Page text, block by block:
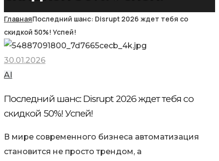
ГлавнаяПоследний шанс: Disrupt 2026 ждет тебя со
скидкой 50%! Успей!
30.01.2026
AI
Последний шанс: Disrupt 2026 ждет тебя со
скидкой 50%! Успей!
В мире современного бизнеса автоматизация
становится не просто трендом, а